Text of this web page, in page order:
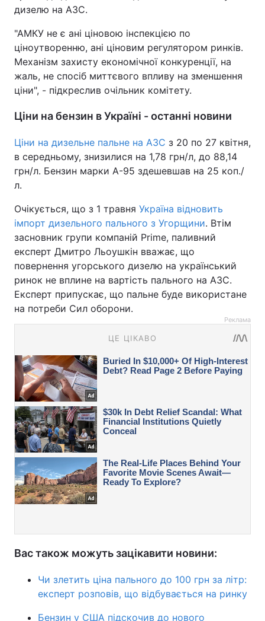
дизелю на АЗС.
"АМКУ не є ані ціновою інспекцією по
ціноутворенню, ані ціновим регулятором ринків.
Механізм захисту економічної конкуренції, на
жаль, не спосіб миттєвого впливу на зменшення
ціни", - підкреслив очільник комітету.
Ціни на бензин в Україні - останні новини
Ціни на дизельне пальне на АЗС з 20 по 27 квітня,
в середньому, знизилися на 1,78 грн/л, до 88,14
грн/л. Бензин марки А-95 здешевшав на 25 коп./
л.
Очікується, що з 1 травня Україна відновить
імпорт дизельного пального з Угорщини. Втім
засновник групи компаній Prime, паливний
експерт Дмитро Льоушкін вважає, що
повернення угорського дизелю на український
ринок не вплине на вартість пального на АЗС.
Експерт припускає, що пальне буде використане
на потреби Сил оборони.
Реклама
Вас також можуть зацікавити новини:
Чи злетить ціна пального до 100 грн за літр:
експерт розповів, що відбувається на ринку
Бензин у США підскочив до нового